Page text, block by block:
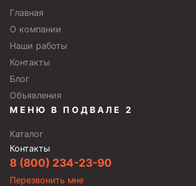
Главная
О компании
Наши работы
Контакты
Блог
Объявления
МЕНЮ В ПОДВАЛЕ 2
Каталог
Контакты
8 (800) 234-23-90
Перезвонить мне